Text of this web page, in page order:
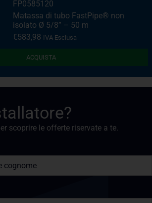
FP0585120
Matassa di tubo FastPipe® non
isolato Ø 5/8” – 50 m
€583,98 IVA Esclusa
ACQUISTA
scoprire le offerte riservate a te.